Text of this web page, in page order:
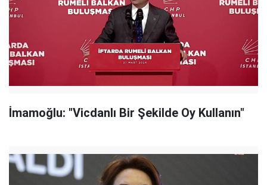
İmamoğlu: "Vicdanlı Bir Şekilde Oy Kullanın"